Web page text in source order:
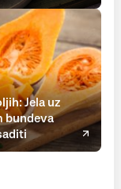
Jela uz
bundeva